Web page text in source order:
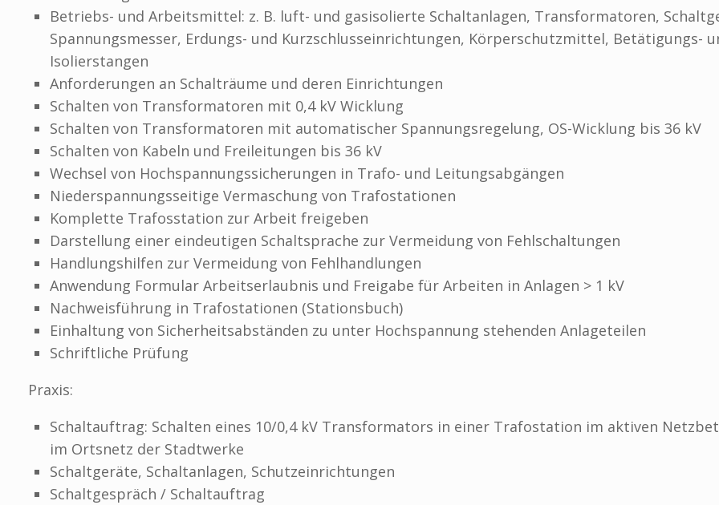
Betriebs- und Arbeitsmittel: z. B. luft- und gasisolierte Schaltanlagen, Transformatoren,
Spannungsmesser, Erdungs- und Kurzschlusseinrichtungen, Körperschutzmittel, Betätigungs-
Isolierstangen
Anforderungen an Schalträume und deren Einrichtungen
Schalten von Transformatoren mit 0,4 kV Wicklung
Schalten von Transformatoren mit automatischer Spannungsregelung, OS-Wicklung bis 36 kV
Schalten von Kabeln und Freileitungen bis 36 kV
Wechsel von Hochspannungssicherungen in Trafo- und Leitungsabgängen
Niederspannungsseitige Vermaschung von Trafostationen
Komplette Trafosstation zur Arbeit freigeben
Darstellung einer eindeutigen Schaltsprache zur Vermeidung von Fehlschaltungen
Handlungshilfen zur Vermeidung von Fehlhandlungen
Anwendung Formular Arbeitserlaubnis und Freigabe für Arbeiten in Anlagen > 1 kV
Nachweisführung in Trafostationen (Stationsbuch)
Einhaltung von Sicherheitsabständen zu unter Hochspannung stehenden Anlageteilen
Schriftliche Prüfung
Praxis:
Schaltauftrag: Schalten eines 10/0,4 kV Transformators in einer Trafostation im aktiven
im Ortsnetz der Stadtwerke
Schaltgeräte, Schaltanlagen, Schutzeinrichtungen
Schaltgespräch / Schaltauftrag